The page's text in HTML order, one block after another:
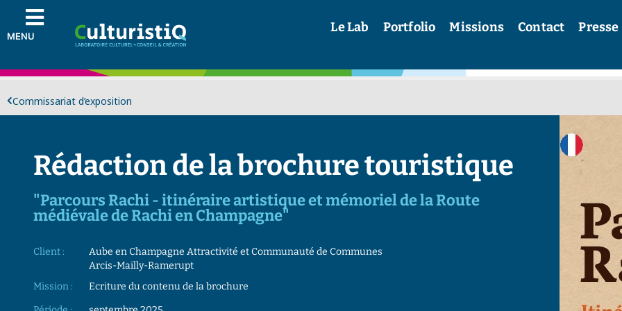
MENU
Le Lab Portfolio Missions Contact Presse
Commissariat d’exposition
Rédaction de la brochure touristique
"Parcours Rachi - itinéraire artistique et mémoriel de la Route
médiévale de Rachi en Champagne"
Client :
Aube en Champagne Attractivité et Communauté de Communes
Arcis-Mailly-Ramerupt
Mission :
Ecriture du contenu de la brochure